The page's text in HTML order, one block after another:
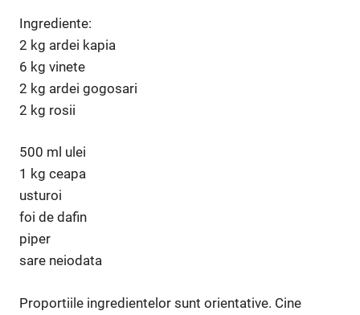
Ingrediente:
2 kg ardei kapia
6 kg vinete
2 kg ardei gogosari
2 kg rosii
500 ml ulei
1 kg ceapa
usturoi
foi de dafin
piper
sare neiodata
Proportiile ingredientelor sunt orientative. Cine